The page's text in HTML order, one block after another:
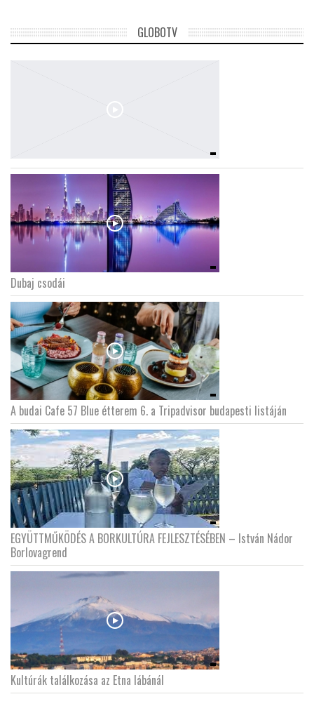
GLOBOTV
Dubaj csodái
A budai Cafe 57 Blue étterem 6. a Tripadvisor budapesti listáján
EGYÜTTMŰKÖDÉS A BORKULTÚRA FEJLESZTÉSÉBEN – István Nádor
Borlovagrend
Kultúrák találkozása az Etna lábánál